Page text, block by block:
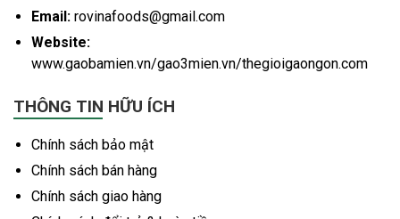
Email: rovinafoods@gmail.com
Website:
www.gaobamien.vn/gao3mien.vn/thegioigaongon.com
THÔNG TIN HỮU ÍCH
Chính sách bảo mật
Chính sách bán hàng
Chính sách giao hàng